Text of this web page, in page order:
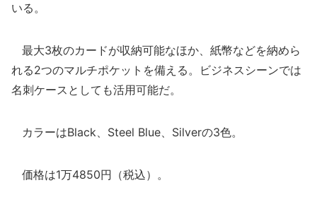
いる。
最大3枚のカードが収納可能なほか、紙幣などを納めら
れる2つのマルチポケットを備える。ビジネスシーンでは
名刺ケースとしても活用可能だ。
カラーはBlack、Steel Blue、Silverの3色。
価格は1万4850円（税込）。